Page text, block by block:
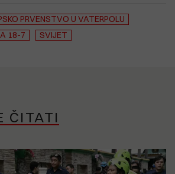
PRVENSTVO U VATERPOLU
18-7
SVIJET
ČITATI